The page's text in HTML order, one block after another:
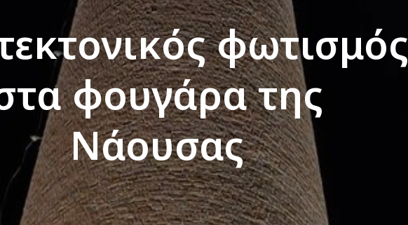
φωτισμός
φουγάρα της
Νάουσας